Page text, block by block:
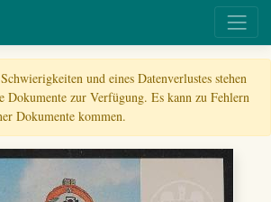
und eines Datenverlustes stehen
Dokumente zur Verfügung. Es kann zu Fehlern
Dokumente kommen.